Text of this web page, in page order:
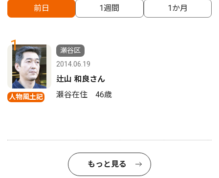
前日 1週間 1か月
1
人物風土記
瀬谷区
2014.06.19
辻山 和良さん
瀬谷在住 46歳
もっと見る